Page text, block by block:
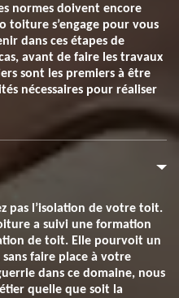
normes doivent encore
toiture s’engage pour vous
dans ces étapes de
avant de faire les travaux
sont les premiers à être
nécessaires pour réaliser
pas l’isolation de votre toit.
a suivi une formation
de toit. Elle pourvoit un
faire place à votre
dans ce domaine, nous
quelle que soit la